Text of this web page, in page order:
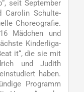
seit September
Carolin Schulte-
Choreografie.
Mädchen und
Kinderliga-
it“, die sie mit
und Judith
haben.
Programm